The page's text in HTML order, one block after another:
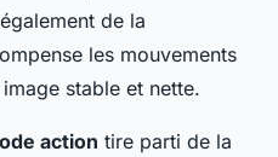
de la
les mouvements
stable et nette.
action tire parti de la